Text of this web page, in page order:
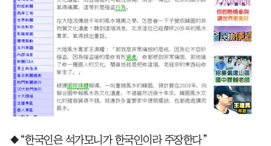
◆“한국인은 석가모니가 한국인이라 주장한다”